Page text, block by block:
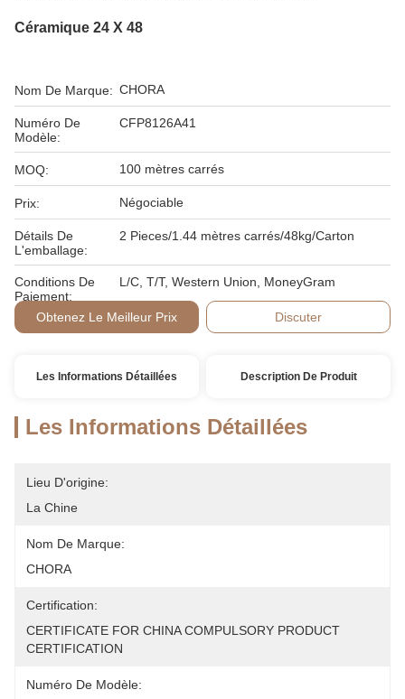
Céramique 24 X 48
Nom De Marque: CHORA
Numéro De
Modèle:
CFP8126A41
MOQ: 100 mètres carrés
Prix: Négociable
Détails De
L'emballage:
2 Pieces/1.44 mètres carrés/48kg/Carton
Conditions De
Paiement:
L/C, T/T, Western Union, MoneyGram
Obtenez Le Meilleur Prix Discuter
Les Informations Détaillées Description De Produit
Les Informations Détaillées
Lieu D'origine:
La Chine
Nom De Marque:
CHORA
Certification:
CERTIFICATE FOR CHINA COMPULSORY PRODUCT
CERTIFICATION
Numéro De Modèle: